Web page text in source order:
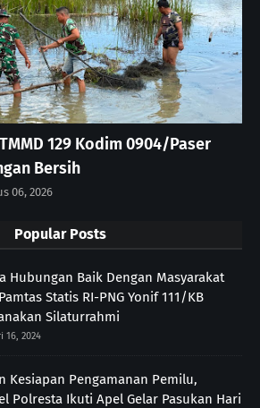
129 Kodim 0904/Paser
Bersih
06, 2026
Popular Posts
Hubungan Baik Dengan Masyarakat
Statis RI-PNG Yonif 111/KB
Silaturrahmi
16, 2024
Kesiapan Pengamanan Pemilu,
Polresta Ikuti Apel Gelar Pasukan Hari